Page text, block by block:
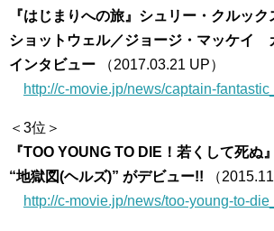
『はじまりへの旅』シュリー・クルック
ショットウェル／ジョージ・マッケイ
インタビュー （2017.03.21 UP）
http://c-movie.jp/news/captain-
＜3位＞
『TOO YOUNG TO DIE！若くして死ぬ
“地獄図(ヘルズ)” がデビュー!! （
http://c-movie.jp/news/too-young-to-